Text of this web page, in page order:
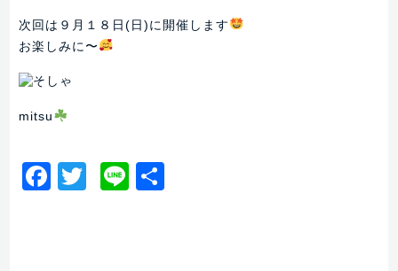
次回は９月１８日(日)に開催します
お楽しみに〜
mitsu
Facebook
Twitter
Line